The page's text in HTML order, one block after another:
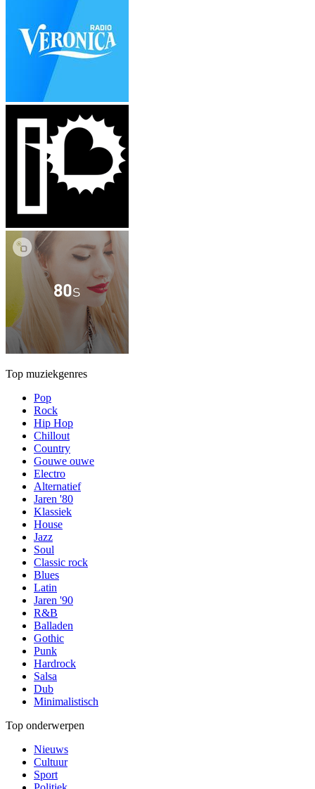
Top muziekgenres
Pop
Rock
Hip Hop
Chillout
Country
Gouwe ouwe
Electro
Alternatief
Jaren '80
Klassiek
House
Jazz
Soul
Classic rock
Blues
Latin
Jaren '90
R&B
Balladen
Gothic
Punk
Hardrock
Salsa
Dub
Minimalistisch
Top onderwerpen
Nieuws
Cultuur
Sport